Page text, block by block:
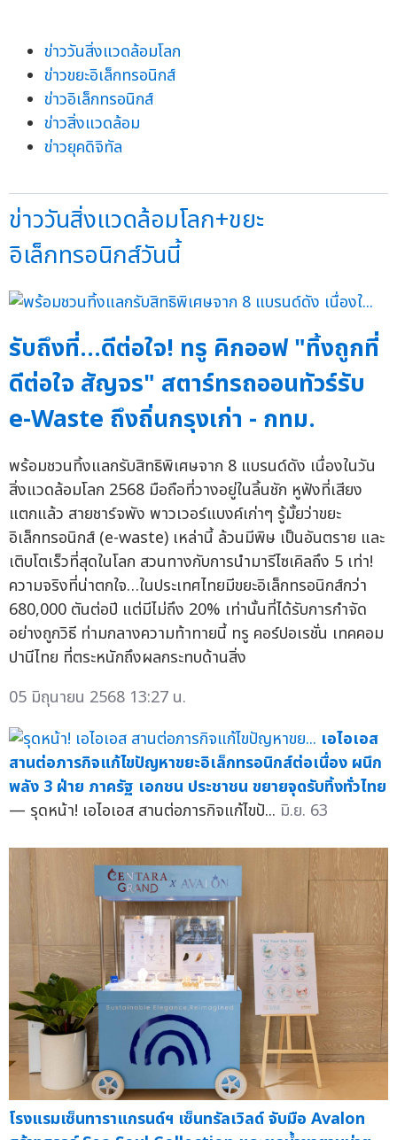
ข่าววันสิ่งแวดล้อมโลก
ข่าวขยะอิเล็กทรอนิกส์
ข่าวอิเล็กทรอนิกส์
ข่าวสิ่งแวดล้อม
ข่าวยุคดิจิทัล
ข่าววันสิ่งแวดล้อมโลก+ขยะ
อิเล็กทรอนิกส์วันนี้
รับถึงที่…ดีต่อใจ! ทรู คิกออฟ "ทิ้งถูกที่
ดีต่อใจ สัญจร" สตาร์ทรถออนทัวร์รับ
e-Waste ถึงถิ่นกรุงเก่า - กทม.
พร้อมชวนทิ้งแลกรับสิทธิพิเศษจาก 8 แบรนด์ดัง เนื่องในวัน
สิ่งแวดล้อมโลก 2568 มือถือที่วางอยู่ในลิ้นชัก หูฟังที่เสียง
แตกแล้ว สายชาร์จพัง พาวเวอร์แบงค์เก่าๆ รู้มั้ยว่าขยะ
อิเล็กทรอนิกส์ (e-waste) เหล่านี้ ล้วนมีพิษ เป็นอันตราย และ
เติบโตเร็วที่สุดในโลก สวนทางกับการนำมารีไซเคิลถึง 5 เท่า!
ความจริงที่น่าตกใจ…ในประเทศไทยมีขยะอิเล็กทรอนิกส์กว่า
680,000 ตันต่อปี แต่มีไม่ถึง 20% เท่านั้นที่ได้รับการกำจัด
อย่างถูกวิธี ท่ามกลางความท้าทายนี้ ทรู คอร์ปอเรชั่น เทคคอม
ปานีไทย ที่ตระหนักถึงผลกระทบด้านสิ่ง
05 มิถุนายน 2568 13:27 น.
เอไอเอส
สานต่อภารกิจแก้ไขปัญหาขยะอิเล็กทรอนิกส์ต่อเนื่อง ผนึก
พลัง 3 ฝ่าย ภาครัฐ เอกชน ประชาชน ขยายจุดรับทิ้งทั่วไทย
— รุดหน้า! เอไอเอส สานต่อภารกิจแก้ไขปั... มิ.ย. 63
โรงแรมเซ็นทาราแกรนด์ฯ เซ็นทรัลเวิลด์ จับมือ Avalon